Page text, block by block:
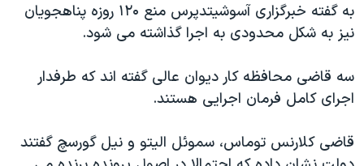
به گفته خبرگزاری آسوشیتدپرس منع ۱۲۰ روزه پناهجویان
نیز به شکل محدودی به اجرا گذاشته می شود.
سه قاضی محافظه کار دیوان عالی گفته اند که طرفدار
اجرای کامل فرمان اجرایی هستند.
قاضی کلارنس توماس، سموئل الیتو و نیل گورسچ گفتند